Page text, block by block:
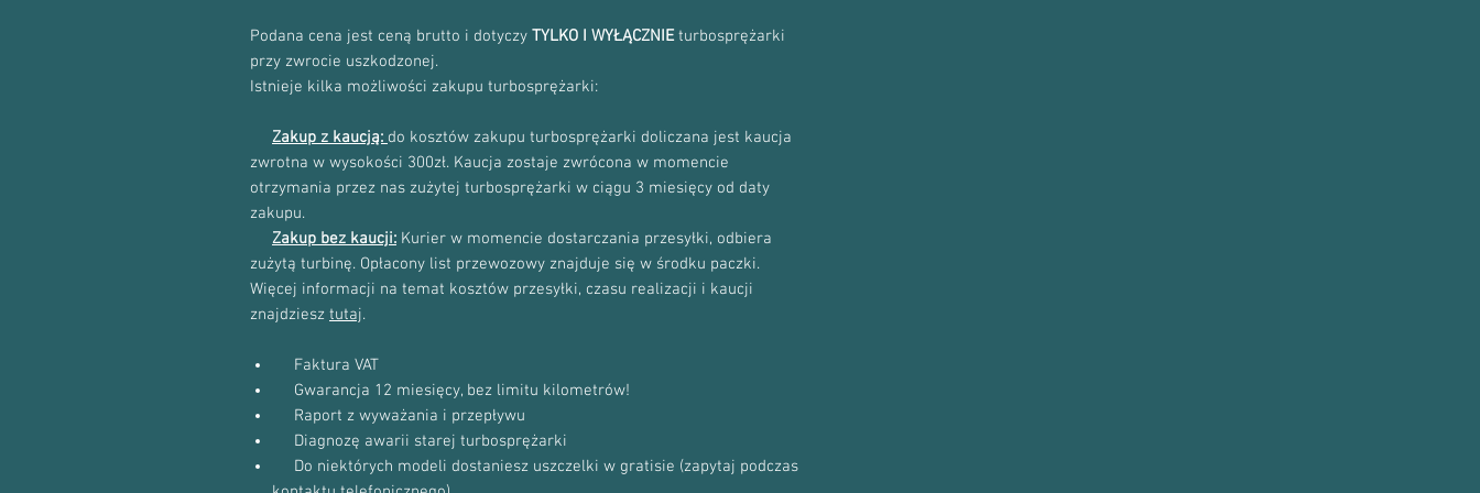
Podana cena jest ceną brutto i dotyczy TYLKO I WYŁĄCZNIEturbosprężarki
przy zwrocie uszkodzonej.
Istnieje kilka możliwości zakupu turbosprężarki:
Zakup z kaucją: do kosztów zakupu turbosprężarki doliczana jest kaucja
zwrotna w wysokości 300zł. Kaucja zostaje zwrócona w momencie
otrzymania przez nas zużytej turbosprężarki w ciągu 3 miesięcy od daty
zakupu.
Zakup bez kaucji: Kurier w momencie dostarczania przesyłki, odbiera
zużytą turbinę. Opłacony list przewozowy znajduje się w środku paczki.
Więcej informacji na temat kosztów przesyłki, czasu realizacji i kaucji
znajdziesz tutaj.
Faktura VAT
Gwarancja 12 miesięcy, bez limitu kilometrów!
Raport z wyważania i przepływu
Diagnozę awarii starej turbosprężarki
Do niektórych modeli dostaniesz uszczelki w gratisie (zapytaj podczas